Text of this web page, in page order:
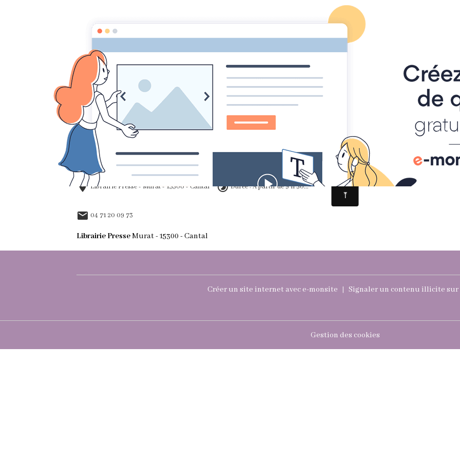
ITINÉRAIRE
OEUVRES
ON EN PARLE
CONTACT
Accueil Dédicace de Tom Patate à Murat
Dédicace de Tom Patate à Murat
Le 05/08/2011à 09:30
Ajouter au calendrier
Librairie Presse - Murat - 15300 - Cantal Durée : A partir de 9 h 30...
04 71 20 09 73
Librairie PresseMurat - 15300 - Cantal
Créer un site internet avec e-monsite Signaler un contenu illicite sur
Gestion des cookies